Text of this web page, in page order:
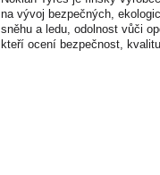
na vývoj bezpečných,
sněhu a ledu, odolnost vůči
kteří ocení bezpečnost,